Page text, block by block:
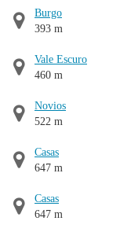
Burgo
393 m
Vale Escuro
460 m
Novios
522 m
Casas
647 m
Casas
647 m